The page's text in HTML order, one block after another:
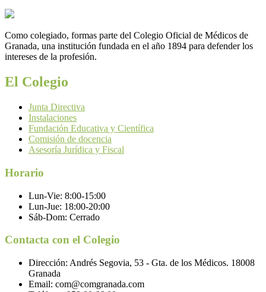
Como colegiado, formas parte del Colegio Oficial de Médicos de
Granada, una institución fundada en el año 1894 para defender los
intereses de la profesión.
El Colegio
Junta Directiva
Instalaciones
Fundación Educativa y Científica
Comisión de docencia
Asesoría Jurídica y Fiscal
Horario
Lun-Vie: 8:00-15:00
Lun-Jue: 18:00-20:00
Sáb-Dom: Cerrado
Contacta con el Colegio
Dirección: Andrés Segovia, 53 - Gta. de los Médicos. 18008
Granada
Email: com@comgranada.com